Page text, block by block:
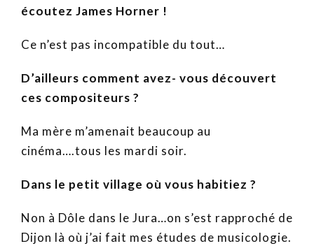
écoutez James Horner !
Ce n’est pas incompatible du tout…
D’ailleurs comment avez- vous découvert
ces compositeurs ?
Ma mère m’amenait beaucoup au
cinéma….tous les mardi soir.
Dans le petit village où vous habitiez ?
Non à Dôle dans le Jura…on s’est rapproché de
Dijon là où j’ai fait mes études de musicologie.